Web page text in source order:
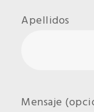
Apellidos
Mensaje